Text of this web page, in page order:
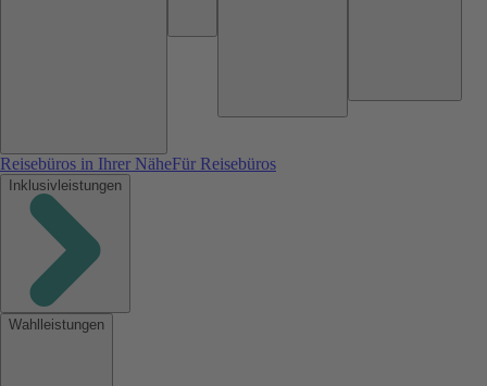
Reisebüros in Ihrer NäheFür Reisebüros
Inklusivleistungen
Wahlleistungen